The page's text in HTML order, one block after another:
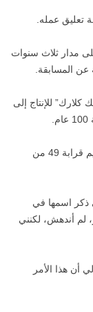
تعليق عمله.
مدار ثلاث سنوات
المسابقة.
للإنتاج إلى
وجاء الضغط على هاسكل لتقديم استقالته بسبب تقديم قرابة 49 من
الفائزة بالجائزة عام 2013 التي ذكر اسمها في
لم أندهش، لكنني
هذا الأمر